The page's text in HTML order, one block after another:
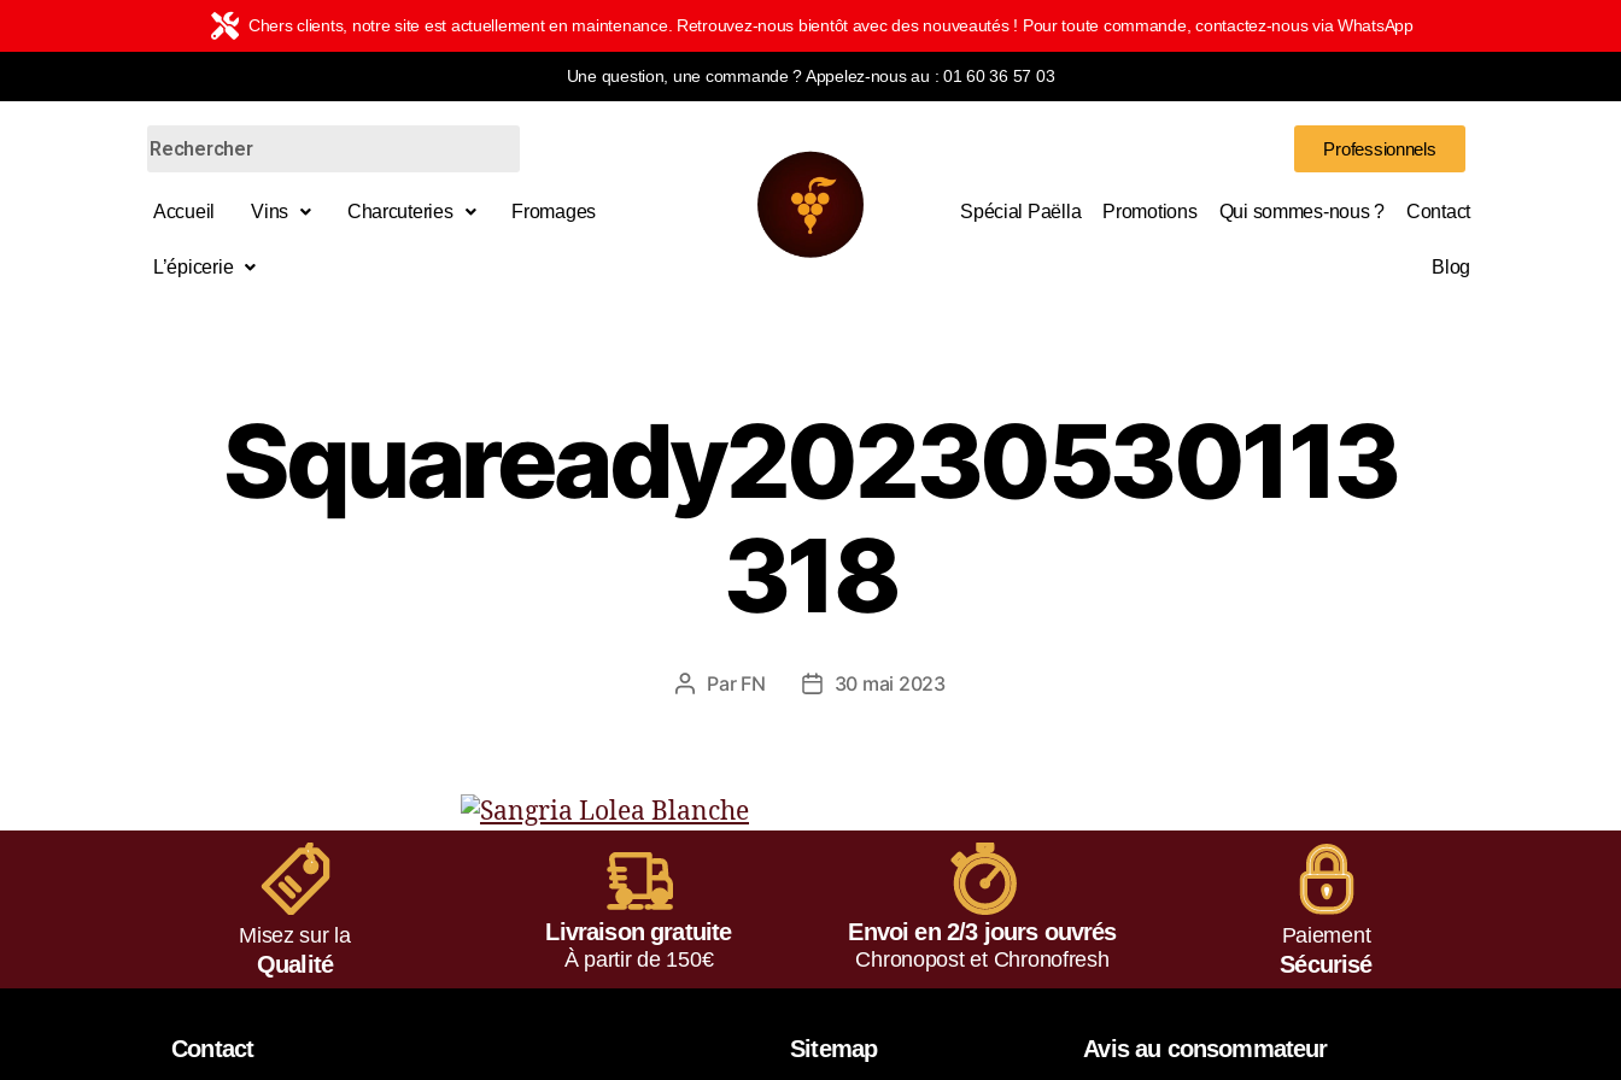
Chers clients, notre site est actuellement en maintenance. Retrouvez-nous bientôt avec des nouveautés ! Pour toute commande, contactez-nous via WhatsApp
Une question, une commande ? Appelez-nous au : 01 60 36 57 03
Accueil Vins Charcuteries Fromages
L’épicerie
Professionnels
Spécial Paëlla Promotions Qui sommes-nous ? Contact
Blog
Squaready20230530113
318
Par FN 30 mai 2023
Misez sur la
Qualité
Livraison gratuite
À partir de 150€
Envoi en 2/3 jours ouvrés
Chronopost et Chronofresh
Paiement
Sécurisé
Contact Sitemap Avis au consommateur